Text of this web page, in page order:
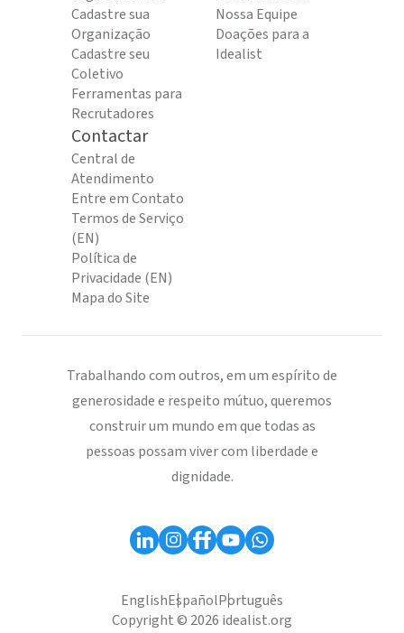
Cadastre sua
Organização
Cadastre seu
Coletivo
Ferramentas para
Recrutadores
Nossa Equipe
Doações para a
Idealist
Contactar
Central de
Atendimento
Entre em Contato
Termos de Serviço
(EN)
Política de
Privacidade (EN)
Mapa do Site
Trabalhando com outros, em um espírito de
generosidade e respeito mútuo, queremos
construir um mundo em que todas as
pessoas possam viver com liberdade e
dignidade.
EnglishEspañolPortuguês
Copyright © 2026 idealist.org